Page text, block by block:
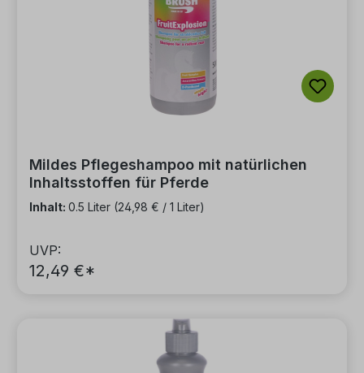
Mildes Pflegeshampoo mit natürlichen
Inhaltsstoffen für Pferde
Inhalt: 0.5 Liter (24,98 € / 1 Liter)
UVP:
12,49 €*